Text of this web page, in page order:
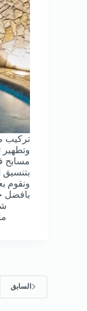
مسابح
بتنسيق
ونقوم
بافضل
السابق